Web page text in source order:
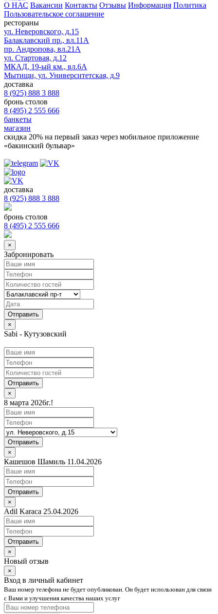
О НАС Вакансии Контакты Отзывы Информация Политика
Пользовательское соглашение
рестораны
ул. Неверовского, д.15
Балаклавский пр., вл.11А
пр. Андропова, вл.21А
ул. Стартовая, д.12
МКАД, 19-ый км., вл.6А
Мытищи, ул. Университетская, д.9
доставка
8 (925) 888 3 888
бронь столов
8 (495) 2 555 666
банкеты
магазин
скидка 20% на первый заказ через мобильное приложение
«бакинский бульвар»
доставка
8 (925) 888 3 888
бронь столов
8 (495) 2 555 666
×
Забронировать
×
Sabi - Кутузовский
Отправить
×
8 марта 2026г.!
Отправить
×
Кашешов Шамиль 11.04.2026
Отправить
×
Adil Karaca 25.04.2026
Отправить
×
Новый отзыв
×
Вход в личный кабинет
Ваш номер телефона не будет опубликован. Он будет использован для связи
с Вами и улучшения качества наших услуг